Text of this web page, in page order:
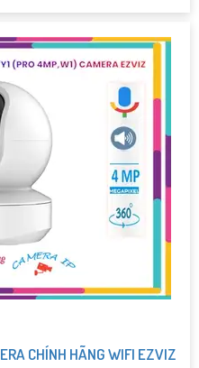
CHÍNH HÃNG WIFI EZVIZ